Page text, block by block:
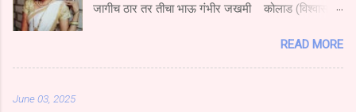
जागीच ठार तर तीचा भाऊ गंभीर जखमी कोलाड (विश्वास
नम्रता गार्डन येथे एस टी बस चालकाने एका एक्सेस स्कुटी
दुचाकीला धडक दिल्याने स्कूटीवरून प्रवास करणारी युवती
READ MORE
June 03, 2025